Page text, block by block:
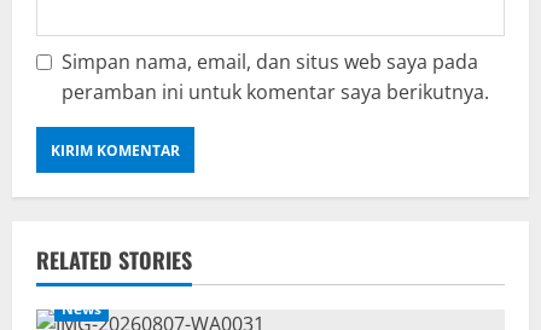
Simpan nama, email, dan situs web saya pada
peramban ini untuk komentar saya berikutnya.
RELATED STORIES
News